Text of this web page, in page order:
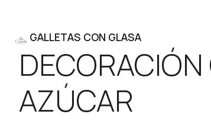
GALLETAS CON GLASA
DECORACIÓN
AZÚCAR
Ant
eri
or
Sig
uie
nte